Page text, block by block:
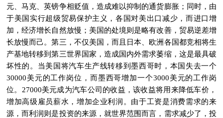
元、马克、英镑争相贬值，造成难以抑制的通货膨胀；同时，由
于美国实行超级贸易保护主义，各国对美出口减少，而进口增
加，经济增长自然放慢；美国的处境则是略有改善，贸易逆差增
长放慢而己。第三，不仅美国，而且日本、欧洲各国都竞相将生
产基地转移到第三世界国家，造成国内外需求萎缩，这是最具破
坏性的。当美国将汽车生产线转移到墨西哥时，本国失去一个
30000美元的工作岗位，而墨西哥增加一个3000美元的工作岗
位。27000美元成为汽车公司的收益，该收益将用来降低车价，
增加高级雇员薪水，增加企业利润。由于工资是消费需求的来
源，而利润则是投资的来源，就世界范围而言，需求减少了，投